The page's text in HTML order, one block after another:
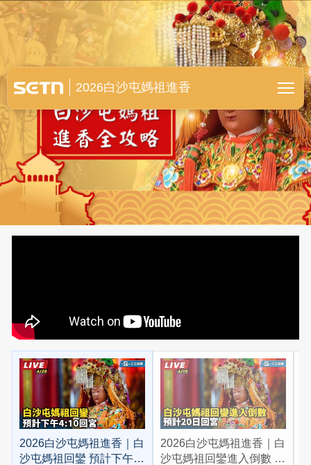
白沙屯媽祖進香全紀錄
2026白沙屯媽祖進香
2026白沙屯媽祖進香｜白
沙屯媽祖回鑾 預計下午
2026白沙屯媽祖進香｜白
沙屯媽祖回鑾進入倒數 預